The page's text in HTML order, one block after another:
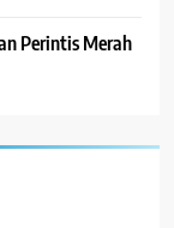
Perintis Merah